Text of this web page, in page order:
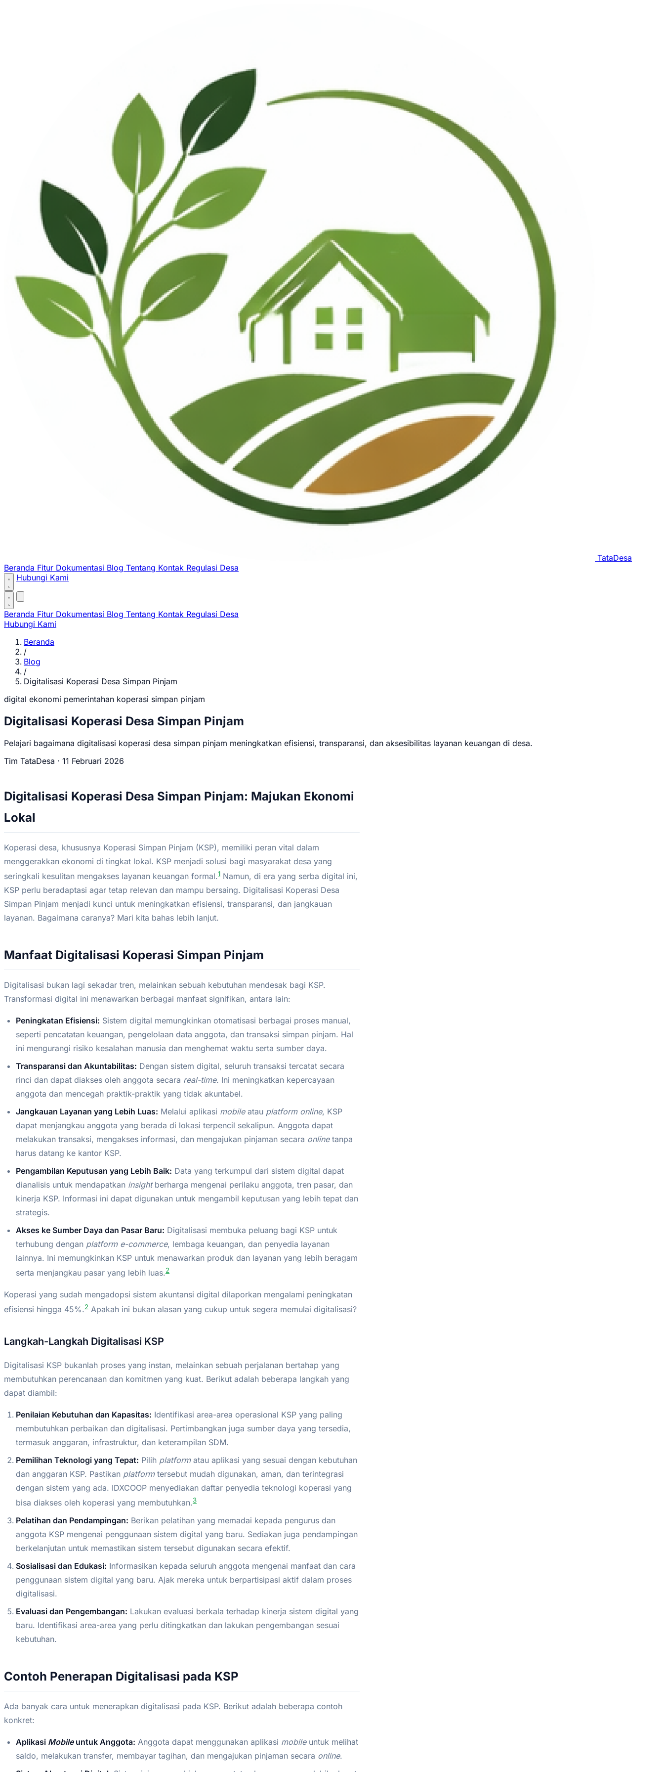
TataDesa
Beranda Fitur Dokumentasi Blog Tentang Kontak Regulasi Desa
Hubungi Kami
Beranda Fitur Dokumentasi Blog Tentang Kontak Regulasi Desa
Hubungi Kami
Beranda
/
Blog
/
Digitalisasi Koperasi Desa Simpan Pinjam
digital ekonomi pemerintahan koperasi simpan pinjam
Digitalisasi Koperasi Desa Simpan Pinjam
Pelajari bagaimana digitalisasi koperasi desa simpan pinjam meningkatkan efisiensi, transparansi, dan aksesibilitas layanan keuangan di desa.
Tim TataDesa · 11 Februari 2026
Digitalisasi Koperasi Desa Simpan Pinjam: Majukan Ekonomi
Lokal
Koperasi desa, khususnya Koperasi Simpan Pinjam (KSP), memiliki peran vital dalam
menggerakkan ekonomi di tingkat lokal. KSP menjadi solusi bagi masyarakat desa yang
seringkali kesulitan mengakses layanan keuangan formal.1 Namun, di era yang serba digital ini,
KSP perlu beradaptasi agar tetap relevan dan mampu bersaing. Digitalisasi Koperasi Desa
Simpan Pinjam menjadi kunci untuk meningkatkan efisiensi, transparansi, dan jangkauan
layanan. Bagaimana caranya? Mari kita bahas lebih lanjut.
Manfaat Digitalisasi Koperasi Simpan Pinjam
Digitalisasi bukan lagi sekadar tren, melainkan sebuah kebutuhan mendesak bagi KSP.
Transformasi digital ini menawarkan berbagai manfaat signifikan, antara lain:
Peningkatan Efisiensi: Sistem digital memungkinkan otomatisasi berbagai proses manual,
seperti pencatatan keuangan, pengelolaan data anggota, dan transaksi simpan pinjam. Hal
ini mengurangi risiko kesalahan manusia dan menghemat waktu serta sumber daya.
Transparansi dan Akuntabilitas: Dengan sistem digital, seluruh transaksi tercatat secara
rinci dan dapat diakses oleh anggota secara real-time. Ini meningkatkan kepercayaan
anggota dan mencegah praktik-praktik yang tidak akuntabel.
Jangkauan Layanan yang Lebih Luas: Melalui aplikasi mobileatau platform online, KSP
dapat menjangkau anggota yang berada di lokasi terpencil sekalipun. Anggota dapat
melakukan transaksi, mengakses informasi, dan mengajukan pinjaman secara onlinetanpa
harus datang ke kantor KSP.
Pengambilan Keputusan yang Lebih Baik: Data yang terkumpul dari sistem digital dapat
dianalisis untuk mendapatkan insightberharga mengenai perilaku anggota, tren pasar, dan
kinerja KSP. Informasi ini dapat digunakan untuk mengambil keputusan yang lebih tepat dan
strategis.
Akses ke Sumber Daya dan Pasar Baru: Digitalisasi membuka peluang bagi KSP untuk
terhubung dengan platform e-commerce, lembaga keuangan, dan penyedia layanan
lainnya. Ini memungkinkan KSP untuk menawarkan produk dan layanan yang lebih beragam
serta menjangkau pasar yang lebih luas.2
Koperasi yang sudah mengadopsi sistem akuntansi digital dilaporkan mengalami peningkatan
efisiensi hingga 45%.2 Apakah ini bukan alasan yang cukup untuk segera memulai digitalisasi?
Langkah-Langkah Digitalisasi KSP
Digitalisasi KSP bukanlah proses yang instan, melainkan sebuah perjalanan bertahap yang
membutuhkan perencanaan dan komitmen yang kuat. Berikut adalah beberapa langkah yang
dapat diambil:
Penilaian Kebutuhan dan Kapasitas: Identifikasi area-area operasional KSP yang paling
membutuhkan perbaikan dan digitalisasi. Pertimbangkan juga sumber daya yang tersedia,
termasuk anggaran, infrastruktur, dan keterampilan SDM.
Pemilihan Teknologi yang Tepat: Pilih platformatau aplikasi yang sesuai dengan kebutuhan
dan anggaran KSP. Pastikan platformtersebut mudah digunakan, aman, dan terintegrasi
dengan sistem yang ada. IDXCOOP menyediakan daftar penyedia teknologi koperasi yang
bisa diakses oleh koperasi yang membutuhkan.3
Pelatihan dan Pendampingan: Berikan pelatihan yang memadai kepada pengurus dan
anggota KSP mengenai penggunaan sistem digital yang baru. Sediakan juga pendampingan
berkelanjutan untuk memastikan sistem tersebut digunakan secara efektif.
Sosialisasi dan Edukasi: Informasikan kepada seluruh anggota mengenai manfaat dan cara
penggunaan sistem digital yang baru. Ajak mereka untuk berpartisipasi aktif dalam proses
digitalisasi.
Evaluasi dan Pengembangan: Lakukan evaluasi berkala terhadap kinerja sistem digital yang
baru. Identifikasi area-area yang perlu ditingkatkan dan lakukan pengembangan sesuai
kebutuhan.
Contoh Penerapan Digitalisasi pada KSP
Ada banyak cara untuk menerapkan digitalisasi pada KSP. Berikut adalah beberapa contoh
konkret:
Aplikasi Mobileuntuk Anggota: Anggota dapat menggunakan aplikasi mobileuntuk melihat
saldo, melakukan transfer, membayar tagihan, dan mengajukan pinjaman secara online.